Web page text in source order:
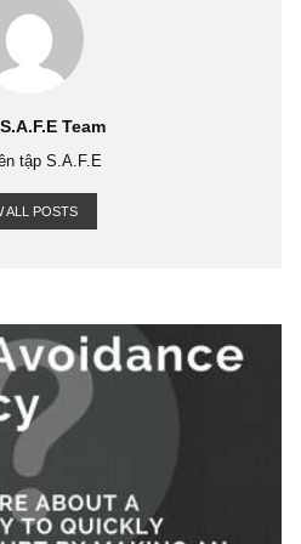
lại, ở ngay đáy, tất cả tin tức
tỉnh táo nào để suy nghĩ, chứ
hàng, và cả ngành đầu tư – tài
tố khó khăn một chút như vậy, thì
rồi…
COLLAPSE
MARKET CAPITAL ALLOCATION SKILL
CONTRARIAN
DEPRIVAL SUPER REACTION
TIMES
BANCORP
72
M&T BANK
OAKTREE CAPITAL
PSYCHOLOGY OF HUMAN